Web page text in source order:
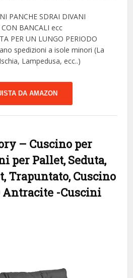
PANCHE SDRAI DIVANI
BANCALI ecc
PER UN LUNGO PERIODO
spedizioni a isole minori (La
Lampedusa, ecc..)
DA AMAZON
– Cuscino per
per Pallet, Seduta,
Trapuntato, Cuscino
Antracite -Cuscini